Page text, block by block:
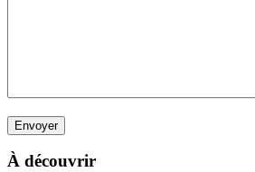
À découvrir